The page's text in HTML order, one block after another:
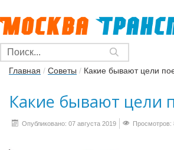
Главная / Советы / Какие бывают цели
Какие бывают цели
Опубликовано: 07 августа 2019 Просмотров: